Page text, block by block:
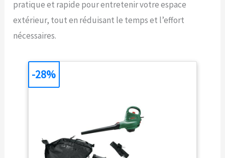
pratique et rapide pour entretenir votre espace
extérieur, tout en réduisant le temps et l’effort
nécessaires.
-28%